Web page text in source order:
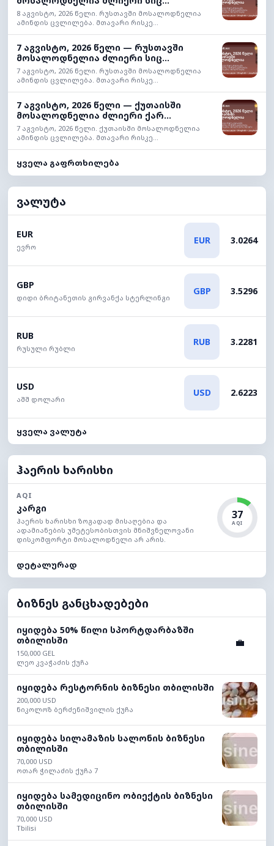
8 აგვისტო, 2026 წელი. რუსთავში მოსალოდნელია
ამინდის ცვლილება. მთავარი რისკე...
7 აგვისტო, 2026 წელი — რუსთავში
მოსალოდნელია ძლიერი სიც...
7 აგვისტო, 2026 წელი. რუსთავში მოსალოდნელია
ამინდის ცვლილება. მთავარი რისკე...
7 აგვისტო, 2026 წელი — ქუთაისში
მოსალოდნელია ძლიერი ქარ...
7 აგვისტო, 2026 წელი. ქუთაისში მოსალოდნელია
ამინდის ცვლილება. მთავარი რისკე...
ყველა გაფრთხილება
ვალუტა
EUR
ევრო
EUR 3.0264
GBP
დიდი ბრიტანეთის გირვანქა სტერლინგი
GBP 3.5296
RUB
რუსული რუბლი
RUB 3.2281
USD
აშშ დოლარი
USD 2.6223
ყველა ვალუტა
ჰაერის ხარისხი
AQI
კარგი
ჰაერის ხარისხი ზოგადად მისაღებია და
ადამიანების უმეტესობისთვის მნიშვნელოვანი
დისკომფორტი მოსალოდნელი არ არის.
37
AQI
დეტალურად
ბიზნეს განცხადებები
იყიდება 50% წილი სპორტდარბაზში
თბილისში
150,000 GEL
ლეო კვაჭაძის ქუჩა
💼
იყიდება რესტორნის ბიზნესი თბილისში
200,000 USD
ნიკოლოზ ბერძენიშვილის ქუჩა
იყიდება სილამაზის სალონის ბიზნესი
თბილისში
70,000 USD
ოთარ ჭილაძის ქუჩა 7
იყიდება სამედიცინო ობიექტის ბიზნესი
თბილისში
70,000 USD
Tbilisi